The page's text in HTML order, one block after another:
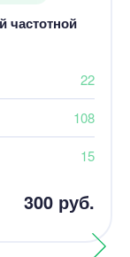
частотной
22
108
15
300 руб.